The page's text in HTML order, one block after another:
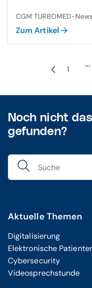
CGM TURBOMED-
Zum Artikel
1
...
Noch nicht
gefunden?
Aktuelle Themen
Digitalisierung
Elektronische
Cybersecurity
Videosprechstunde